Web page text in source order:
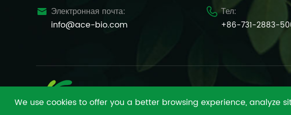
 Электронная почта:
info@ace-bio.com
 Тел:
+86-731-2883-
We use cookies to offer you a better browsing experience, analyze